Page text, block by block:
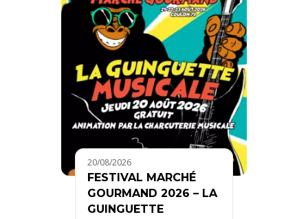
20/08/2026
FESTIVAL MARCHÉ
GOURMAND 2026 – LA
GUINGUETTE